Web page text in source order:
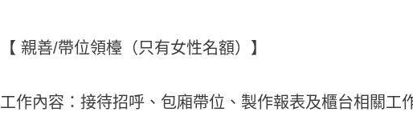
【 親善/帶位領檯（只有女性名額）】
工作內容：接待招呼、包廂帶位、製作報表及櫃台相關工